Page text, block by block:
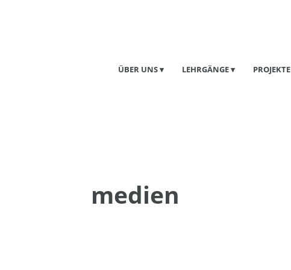
ÜBER UNS
LEHRGÄNGE PROJEKTE
medien